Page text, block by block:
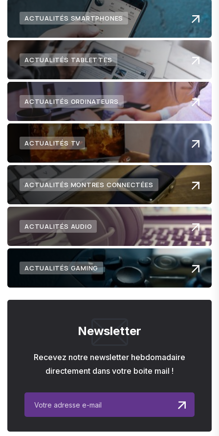
ACTUALITÉS SMARTPHONES
ACTUALITÉS TABLETTES
ACTUALITÉS ORDINATEURS
ACTUALITÉS TV
ACTUALITÉS MONTRES CONNECTÉES
ACTUALITÉS AUDIO
ACTUALITÉS GAMING
Newsletter
Recevez notre newsletter hebdomadaire
directement dans votre boite mail !